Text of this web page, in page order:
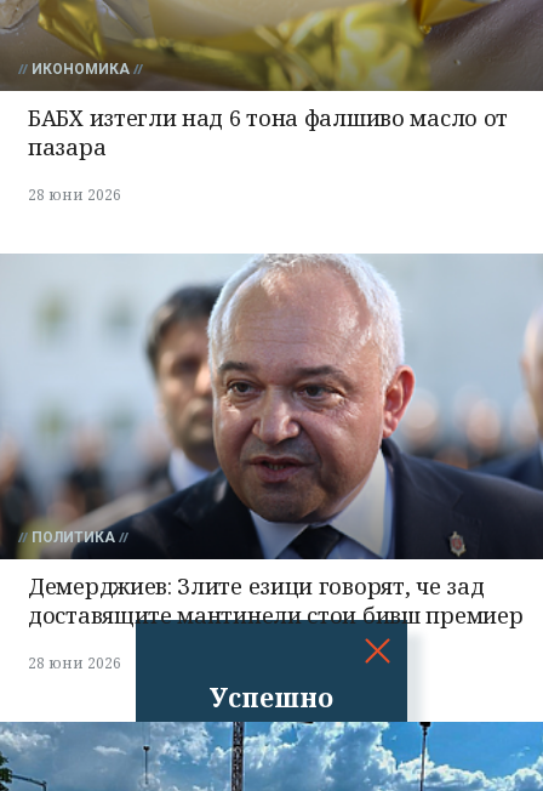
Успешно
излязохте от
профила си!
ИКОНОМИКА
БАБХ изтегли над 6 тона фалшиво масло от
пазара
28 юни 2026
ПОЛИТИКА
Демерджиев: Злите езици говорят, че зад
доставящите мантинели стои бивш премиер
28 юни 2026